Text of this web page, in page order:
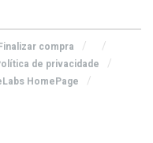
compra
de privacidade
HomePage